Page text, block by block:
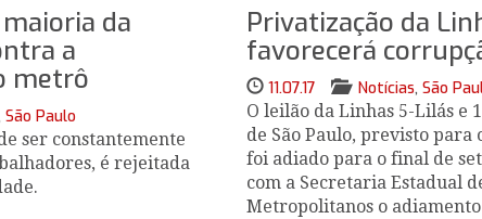
da
a
metrô
São Paulo
ser constantemente
é rejeitada
Privatização da
favorecerá
11.07.17 Notícias, São
O leilão da Linhas 5-Lilás e
de São Paulo, previsto para
foi adiado para o final de
com a Secretaria Estadual
Metropolitanos o